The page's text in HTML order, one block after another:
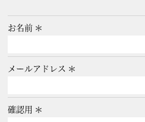
お名前
メールアドレス
確認用